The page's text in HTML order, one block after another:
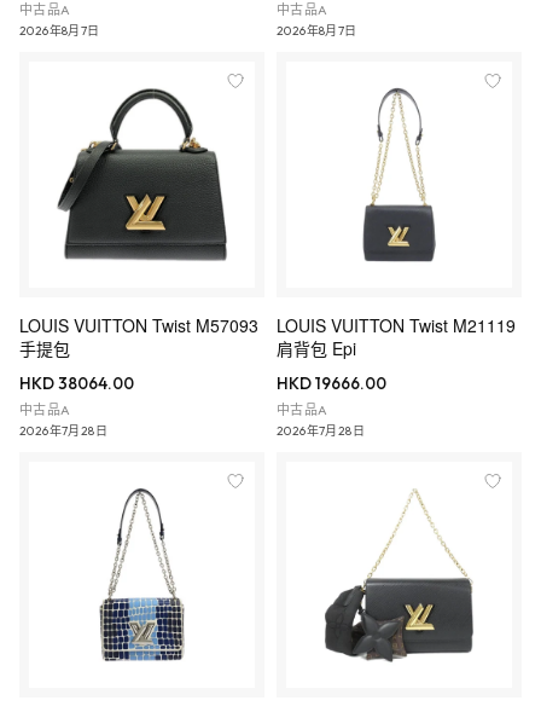
中古品A
2026年8月7日
中古品A
2026年8月7日
LOUIS VUITTON Twist M57093
手提包
HKD 38064.00
中古品A
2026年7月28日
LOUIS VUITTON Twist M21119
肩背包 Epi
HKD 19666.00
中古品A
2026年7月28日